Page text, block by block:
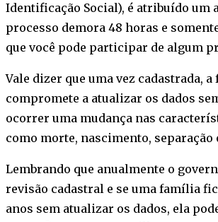
Identificação Social), é atribuído um
processo demora 48 horas e
que você pode participar de algum
Vale dizer que uma vez cadastrada,
compromete a atualizar os dados
ocorrer uma mudança nas
como morte, nascimento, separação
Lembrando que anualmente o
revisão cadastral e se uma família
anos sem atualizar os dados, ela